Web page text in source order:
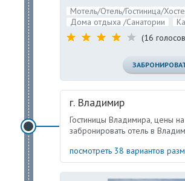
Мотель/Отель/Гостиница/
Дома отдыха /Санатории
(16
г. Владимир
Гостиницы Владимира, цены
забронировать отель в
посмотреть 38 вариантов